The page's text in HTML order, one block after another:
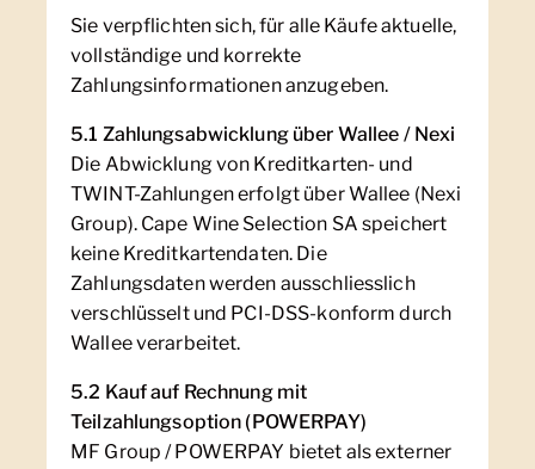
Sie verpflichten sich, für alle Käufe aktuelle,
vollständige und korrekte
Zahlungsinformationen anzugeben.
5.1 Zahlungsabwicklung über Wallee / Nexi
Die Abwicklung von Kreditkarten- und
TWINT-Zahlungen erfolgt über Wallee (Nexi
Group). Cape Wine Selection SA speichert
keine Kreditkartendaten. Die
Zahlungsdaten werden ausschliesslich
verschlüsselt und PCI-DSS-konform durch
Wallee verarbeitet.
5.2 Kauf auf Rechnung mit
Teilzahlungsoption (POWERPAY)
MF Group / POWERPAY bietet als externer